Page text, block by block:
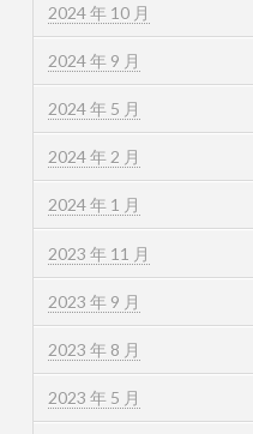
2024 年 10 月
2024 年 9 月
2024 年 5 月
2024 年 2 月
2024 年 1 月
2023 年 11 月
2023 年 9 月
2023 年 8 月
2023 年 5 月